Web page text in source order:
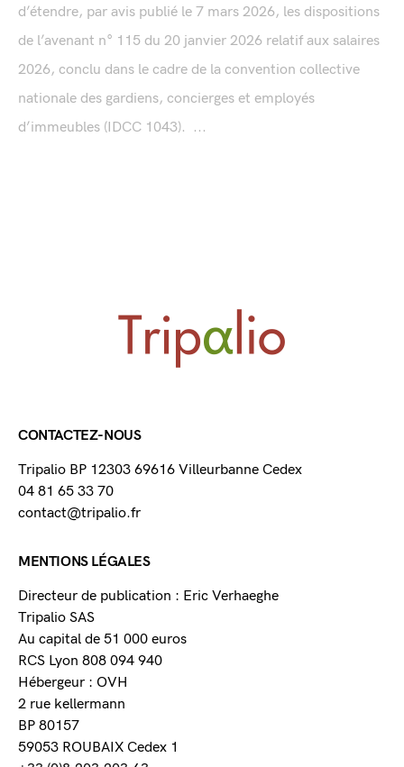
d’étendre, par avis publié le 7 mars 2026, les dispositions
de l’avenant n° 115 du 20 janvier 2026 relatif aux salaires
2026, conclu dans le cadre de la convention collective
nationale des gardiens, concierges et employés
d’immeubles (IDCC 1043). ...
CONTACTEZ-NOUS
Tripalio BP 12303 69616 Villeurbanne Cedex
04 81 65 33 70
contact@tripalio.fr
MENTIONS LÉGALES
Directeur de publication : Eric Verhaeghe
Tripalio SAS
Au capital de 51 000 euros
RCS Lyon 808 094 940
Hébergeur : OVH
2 rue kellermann
BP 80157
59053 ROUBAIX Cedex 1